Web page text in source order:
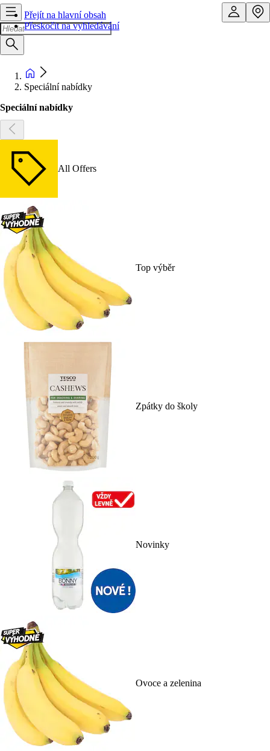
Přejít na hlavní obsah
Přeskočit na vyhledávání
Speciální nabídky
Speciální nabídky
All Offers
Top výběr
Zpátky do školy
Novinky
Ovoce a zelenina